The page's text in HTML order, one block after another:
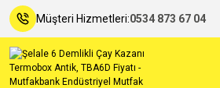
Müşteri Hizmetleri:0534 873 67 04